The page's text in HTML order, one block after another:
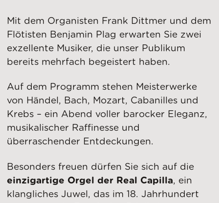
Mit dem Organisten Frank Dittmer und dem
Flötisten Benjamin Plag erwarten Sie zwei
exzellente Musiker, die unser Publikum
bereits mehrfach begeistert haben.
Auf dem Programm stehen Meisterwerke
von Händel, Bach, Mozart, Cabanilles und
Krebs – ein Abend voller barocker Eleganz,
musikalischer Raffinesse und
überraschender Entdeckungen.
Besonders freuen dürfen Sie sich auf die
einzigartige Orgel der Real Capilla, ein
klangliches Juwel, das im 18. Jahrhundert